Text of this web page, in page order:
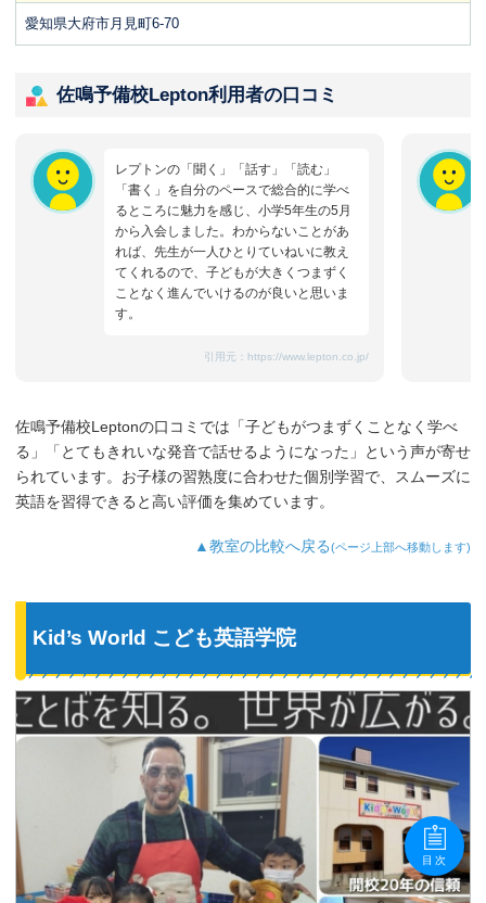
愛知県大府市月見町6-70
佐鳴予備校Lepton利用者の口コミ
レプトンの「聞く」「話す」「読む」
「書く」を自分のペースで総合的に学べ
るところに魅力を感じ、小学5年生の5月
から入会しました。わからないことがあ
れば、先生が一人ひとりていねいに教え
てくれるので、子どもが大きくつまずく
ことなく進んでいけるのが良いと思いま
す。
引用元： https://www.lepton.co.jp/
佐鳴予備校Leptonの口コミでは「子どもがつまずくことなく学べ
る」「とてもきれいな発音で話せるようになった」という声が寄せ
られています。お子様の習熟度に合わせた個別学習で、スムーズに
英語を習得できると高い評価を集めています。
▲教室の比較へ戻る(ページ上部へ移動します)
Kid’s World こども英語学院
目次